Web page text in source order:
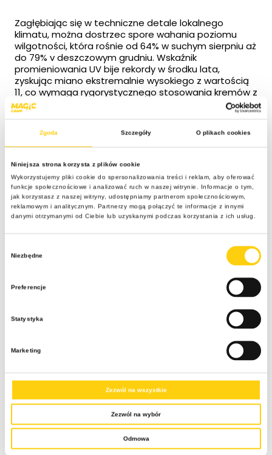
Zgoda Szczegóły O plikach cookies
Niniejsza strona korzysta z plików cookie
Wykorzystujemy pliki cookie do spersonalizowania treści i reklam, aby oferować
funkcje społecznościowe i analizować ruch w naszej witrynie. Informacje o tym,
jak korzystasz z naszej witryny, udostępniamy partnerom społecznościowym,
reklamowym i analitycznym. Partnerzy mogą połączyć te informacje z innymi
danymi otrzymanymi od Ciebie lub uzyskanymi podczas korzystania z ich usług.
Niezbędne
Preferencje
Statystyka
Marketing
Zezwól na wszystkie
Zezwól na wybór
Odmowa
Zagłębiając się w techniczne detale lokalnego
klimatu, można dostrzec spore wahania poziomu
wilgotności, która rośnie od 64% w suchym sierpniu aż
do 79% v deszczowym grudniu. Wskaźnik
promieniowania UV bije rekordy w środku lata,
zyskując miano ekstremalnie wysokiego z wartością
11, co wymaga rygorystycznego stosowania kremów z
filtrem ochronnym. Jeśli chodzi o cyrkulację
powietrza, dominują tu wiatry z kierunku zachodniego
oraz północno-zachodniego, które osiągają
umiarkowaną prędkość i działają niczym naturalna
klimatyzacja podczas największych letnich skwarów.
FAQ – Najczęściej
zadawane pytania
Kiedy w Paralia jest najcieplejsza woda w morzu?
kiedy to woda osiąga średnio 25°C, tworząc
Czy w miejscowości Paralia często pada deszcz
suchością, a sierpień wypada w statystykach jako
najsuchszy miesiąc w roku.
Jaki jest dominujący kierunek wiatru w tym
regionie?